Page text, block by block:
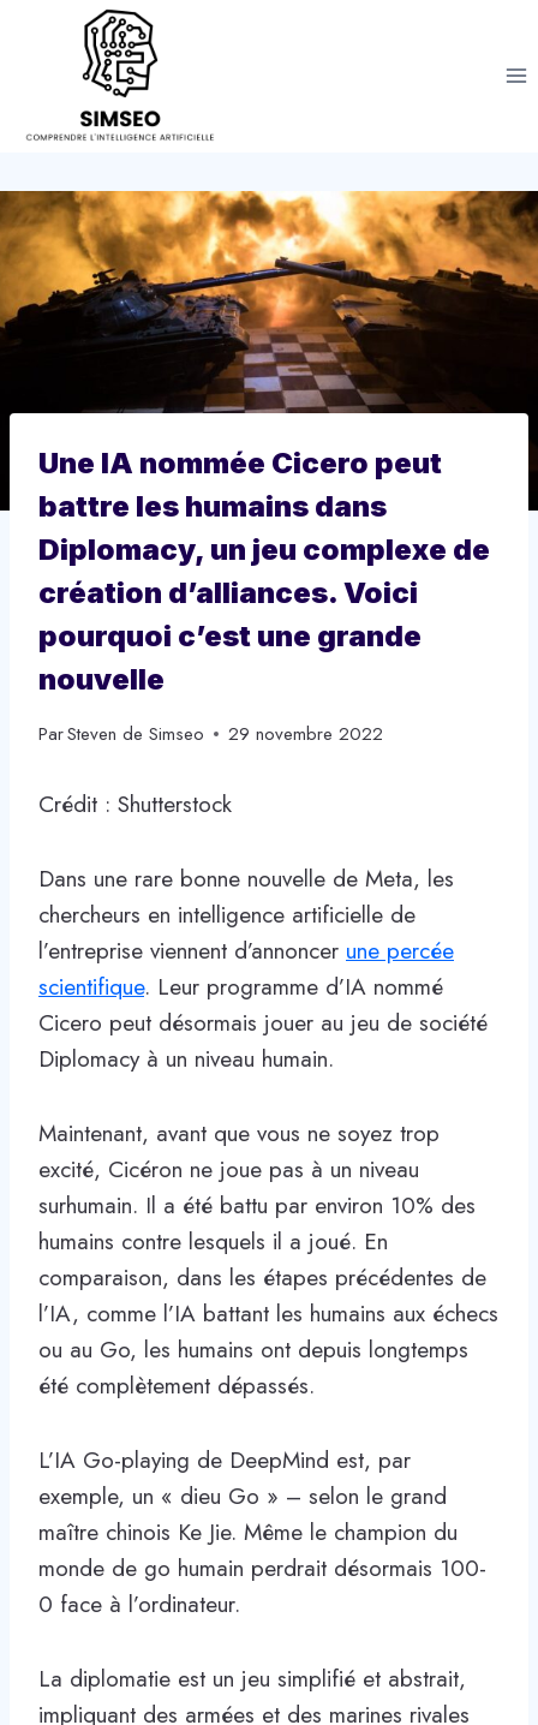
Une IA nommée Cicero peut
battre les humains dans
Diplomacy, un jeu complexe de
création d’alliances. Voici
pourquoi c’est une grande
nouvelle
ParSteven de Simseo 29 novembre 2022
Crédit : Shutterstock
Dans une rare bonne nouvelle de Meta, les
chercheurs en intelligence artificielle de
l’entreprise viennent d’annoncer une percée
scientifique. Leur programme d’IA nommé
Cicero peut désormais jouer au jeu de société
Diplomacy à un niveau humain.
Maintenant, avant que vous ne soyez trop
excité, Cicéron ne joue pas à un niveau
surhumain. Il a été battu par environ 10% des
humains contre lesquels il a joué. En
comparaison, dans les étapes précédentes de
l’IA, comme l’IA battant les humains aux échecs
ou au Go, les humains ont depuis longtemps
été complètement dépassés.
L’IA Go-playing de DeepMind est, par
exemple, un « dieu Go » – selon le grand
maître chinois Ke Jie. Même le champion du
monde de go humain perdrait désormais 100-
0 face à l’ordinateur.
La diplomatie est un jeu simplifié et abstrait,
impliquant des armées et des marines rivales